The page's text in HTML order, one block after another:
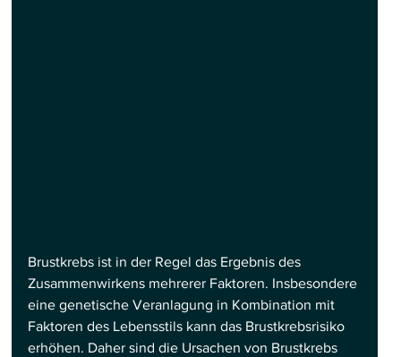
Brustkrebs ist in der Regel das Ergebnis des
Zusammenwirkens mehrerer Faktoren. Insbesondere
eine genetische Veranlagung in Kombination mit
Faktoren des Lebensstils kann das Brustkrebsrisiko
erhöhen. Daher sind die Ursachen von Brustkrebs